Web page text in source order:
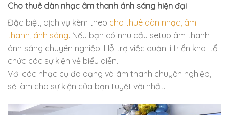
Cho thuê dàn nhạc âm thanh ánh sáng hiện đại
Đặc biệt, dịch vụ kèm theo cho thuê dàn nhạc, âm
thanh, ánh sáng. Nếu bạn có nhu cầu setup âm thanh
ánh sáng chuyên nghiệp. Hỗ trợ việc quản lí triển khai tổ
chức các sự kiện về biểu diễn.
Với các nhạc cụ đa dạng và âm thanh chuyên nghiệp,
sẽ làm cho sự kiện của bạn tuyệt vời nhất.